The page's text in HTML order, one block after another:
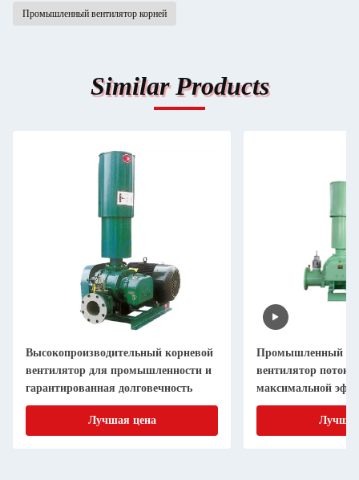
Промышленный вентилятор корней
Similar Products
Высокопроизводительный корневой
вентилятор для промышленности и
гарантированная долговечность
Лучшая цена
Промышленный
вентилятор поток
максимальной
долговечности